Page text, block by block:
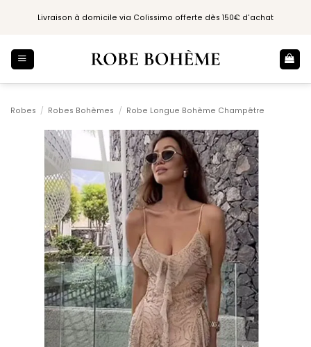
Livraison à domicile via Colissimo offerte dès 150€ d'achat
Robes / Robes Bohèmes / Robe Longue Bohème Champêtre